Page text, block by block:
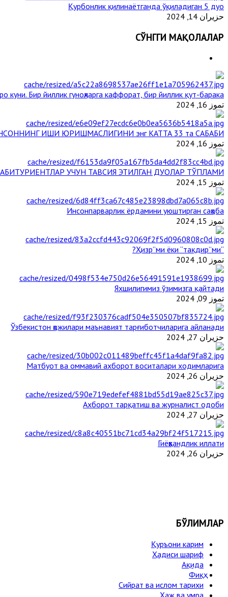
Қурбонлик қилинаётганда ўқиладиган 5 дуо
حزيران 14, 2024
СЎНГГИ МАҚОЛАЛАР
куни. Бир йиллик гуноҳларга каффорат, бир йиллик қут-барака
تموز 16, 2024
ИШИ ЮРИШМАСЛИГИНИ энг КАТТА 33 та САБАБИ
تموز 16, 2024
АБИТУРИЕНТЛАР УЧУН ТАВСИЯ ЭТИЛГАН ДУОЛАР ТЎПЛАМИ
تموز 15, 2024
Инсонпарварлик ёрдамини уюштирган саҳоба
تموز 15, 2024
“Ҳизр”ми ёки “тақдир”ми?
تموز 10, 2024
Яхшилигимиз ўзимизга қайтади
تموز 09, 2024
Ўзбекистон ҳожилари маънавият тарғиботчиларига айланади
حزيران 27, 2024
Матбуот ва оммавий ахборот воситалари ходимларига
حزيران 26, 2024
Ахборот тарқатиш ва журналист одоби
حزيران 27, 2024
Гиёҳвандлик иллати
حزيران 26, 2024
БЎЛИМЛАР
Қуръони карим
Ҳадиси шариф
Ақида
Фиқҳ
Сийрат ва ислом тарихи
Ҳаж ва умра